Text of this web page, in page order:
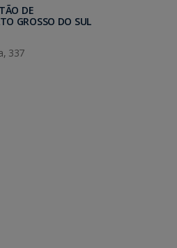
DE
GROSSO DO SUL
337